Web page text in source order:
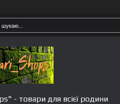
- товари для всієї родини